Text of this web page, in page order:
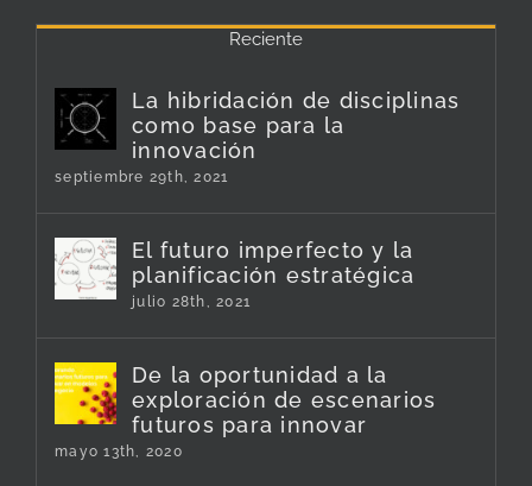
Reciente
La hibridación de disciplinas
como base para la
innovación
septiembre 29th, 2021
El futuro imperfecto y la
planificación estratégica
julio 28th, 2021
De la oportunidad a la
exploración de escenarios
futuros para innovar
mayo 13th, 2020